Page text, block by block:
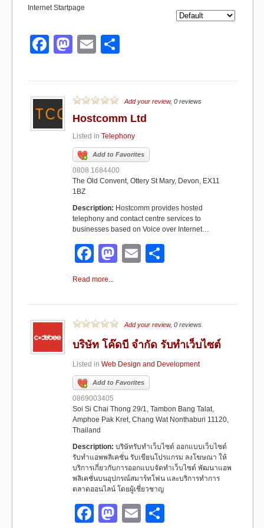
Internet Startpage
F
c
e
b
M
st
o
d
o
n
E
ail ar
e
Add your review, 0 reviews
Hostcomm Ltd
Listed in Telephony
Add to Favorites
0808 1684400
The Old Convent, Ottery St Mary, Devon, EX11
1BZ
Description: Hostcomm provides hosted
telephony and contact centre services to
businesses based on Voice over Internet…
F
a
e
b
o
o
k
M
o
d
o
n
E
e
Read more...
Add your review, 0 reviews
บริษัท โค๊ดบี จำกัด รับทำเว็บไซต์
Listed in Web Design and Development
Add to Favorites
0869003405
Soi Si Chai Thong 29/1, Tambon Bang Talat,
Amphoe Pak Kret, Chang Wat Nonthaburi 11120,
Thailand
Description: บริษัทรับทำเว็บไซต์ ออกแบบเว็บไซต์
รับทำแอพพลิเคชั่น รับเขียนโปรแกรม ลงโฆษณา ให้
บริการเกี่ยวกับการออกแบบจัดทำเว็บไซต์ พัฒนาแอพ
พลิเคชั่นบนอุปกรณ์สมาร์ทโฟน และบริการทำการ
ตลาดออนไลน์ โดยผู้เชี่ยวชาญ
F
M
E